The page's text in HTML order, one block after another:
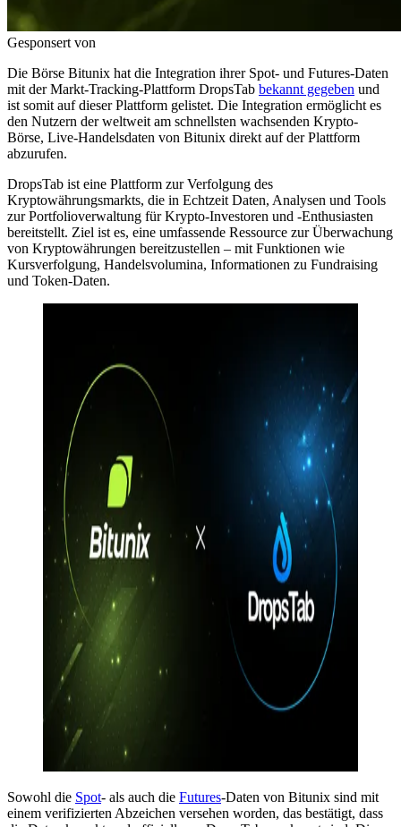
Gesponsert von
Die Börse Bitunix hat die Integration ihrer Spot- und Futures-Daten
mit der Markt-Tracking-Plattform DropsTab bekannt gegeben und
ist somit auf dieser Plattform gelistet. Die Integration ermöglicht es
den Nutzern der weltweit am schnellsten wachsenden Krypto-
Börse, Live-Handelsdaten von Bitunix direkt auf der Plattform
abzurufen.
DropsTab ist eine Plattform zur Verfolgung des
Kryptowährungsmarkts, die in Echtzeit Daten, Analysen und Tools
zur Portfolioverwaltung für Krypto-Investoren und -Enthusiasten
bereitstellt. Ziel ist es, eine umfassende Ressource zur Überwachung
von Kryptowährungen bereitzustellen – mit Funktionen wie
Kursverfolgung, Handelsvolumina, Informationen zu Fundraising
und Token-Daten.
Sowohl die Spot- als auch die Futures-Daten von Bitunix sind mit
einem verifizierten Abzeichen versehen worden, das bestätigt, dass